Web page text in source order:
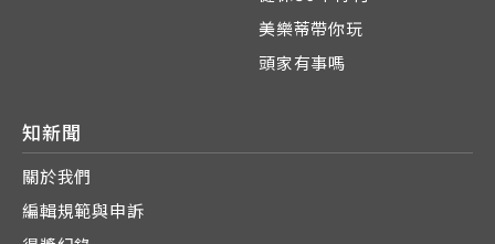
美樂蒂帶你玩
頭家有事嗎
知新聞
關於我們
編輯規範與申訴